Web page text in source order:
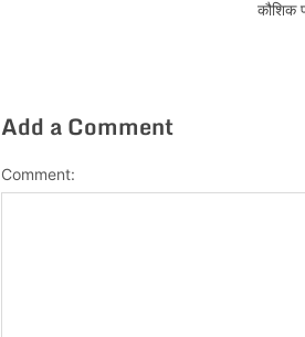
कौशिक
Add a Comment
Comment: